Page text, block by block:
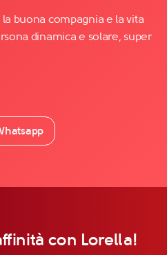
buona compagnia e la vita
dinamica e solare, super
con Lorella!